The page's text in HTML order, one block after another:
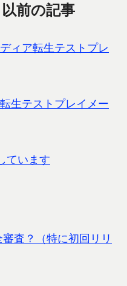
前の記事
ィア転生テストプレ
生テストプレイメー
ています
査？（特に初回リリ